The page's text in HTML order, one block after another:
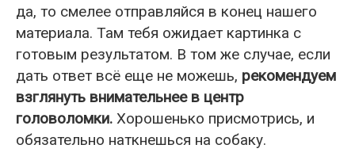
да, то смелее отправляйся в конец нашего
материала. Там тебя ожидает картинка с
готовым результатом. В том же случае, если
дать ответ всё еще не можешь, рекомендуем
взглянуть внимательнее в центр
головоломки. Хорошенько присмотрись, и
обязательно наткнешься на собаку.